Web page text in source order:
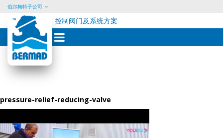
Skip
content
伯尔梅特子公司
控制阀门及系统方案
pressure-relief-reducing-valve